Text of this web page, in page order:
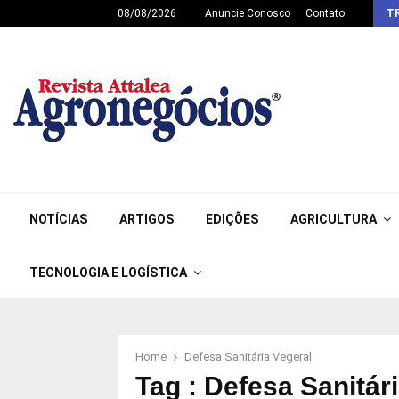
08/08/2026 Anuncie Conosco Contato
NOTÍCIAS ARTIGOS EDIÇÕES AGRICULTURA
TECNOLOGIA E LOGÍSTICA
Home Defesa Sanitária Vegeral
Tag : Defesa